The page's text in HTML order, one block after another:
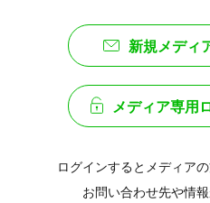
新規メディ
メディア専用
ログインするとメディア
お問い合わせ先や情